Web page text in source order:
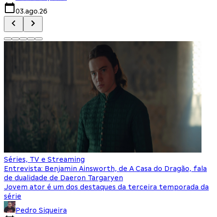
03.ago.26
Séries, TV e Streaming
Entrevista: Benjamin Ainsworth, de A Casa do Dragão, fala
de dualidade de Daeron Targaryen
Jovem ator é um dos destaques da terceira temporada da
série
Pedro Siqueira